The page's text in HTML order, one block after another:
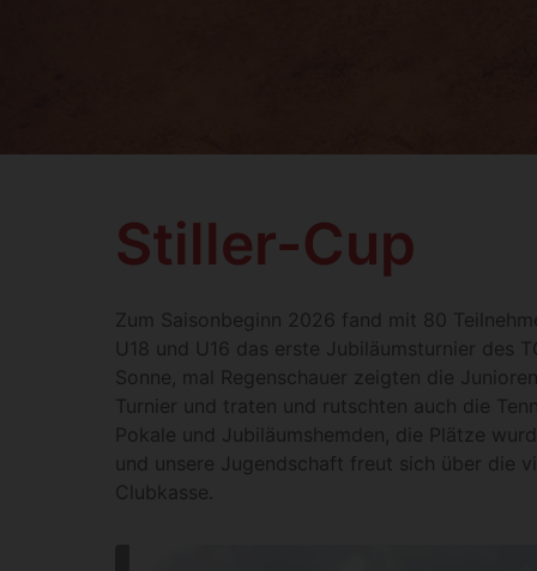
Stiller-Cup
Zum Saisonbeginn 2026 fand mit 80
U18 und U16 das erste Jubiläumsturnier des
Sonne, mal Regenschauer zeigten die
Turnier und traten und rutschten auch die
Pokale und Jubiläumshemden, die Plätze
und unsere Jugendschaft freut sich über die
Clubkasse.